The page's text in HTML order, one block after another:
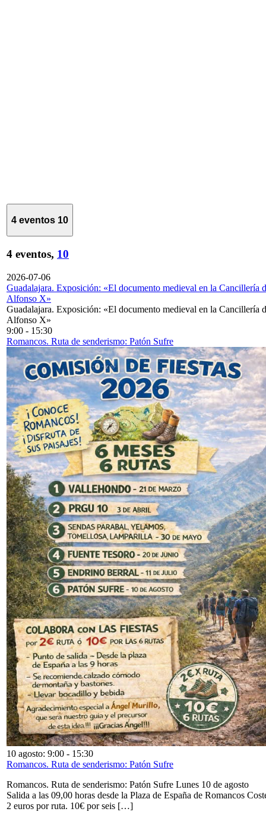
4 eventos 10
4 eventos, 10
2026-07-06
Guadalajara. Exposición: «El documento medieval en la Cancillería
Alfonso X»
Guadalajara. Exposición: «El documento medieval en la Cancillería
Alfonso X»
9:00 - 15:30
Romancos. Ruta de senderismo: Patón Sufre
10 agosto: 9:00 - 15:30
Romancos. Ruta de senderismo: Patón Sufre
Romancos. Ruta de senderismo: Patón Sufre Lunes 10 de agosto
Salida a las 09,00 horas desde la Plaza de España de Romancos
2 euros por ruta. 10€ por seis […]